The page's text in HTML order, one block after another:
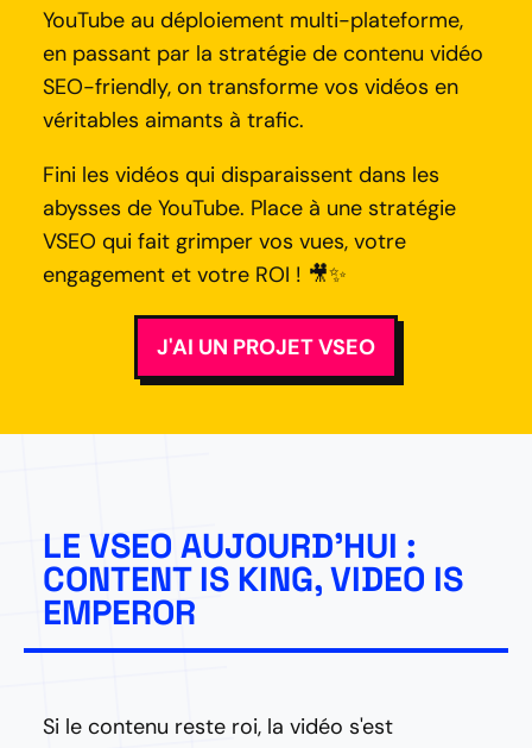
YouTube au déploiement multi-plateforme,
en passant par la stratégie de contenu vidéo
SEO-friendly, on transforme vos vidéos en
véritables aimants à trafic.
Fini les vidéos qui disparaissent dans les
abysses de YouTube. Place à une stratégie
VSEO qui fait grimper vos vues, votre
engagement et votre ROI ! 🎥✨
J'AI UN PROJET VSEO
LE VSEO AUJOURD'HUI :
CONTENT IS KING, VIDEO IS
EMPEROR
Si le contenu reste roi, la vidéo s'est